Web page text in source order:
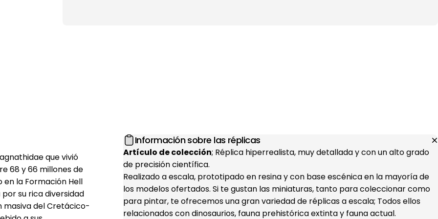
que vivió
68 y 66 millones de
en la Formación Hell
su rica diversidad
masiva del Cretácico-
Información sobre las réplicas
Artículo de colección; Réplica hiperrealista, muy detallada y con un alto grado
de precisión científica.
Realizado a escala, prototipado en resina y con base escénica en la mayoría de
los modelos ofertados. Si te gustan las miniaturas, tanto para coleccionar como
para pintar, te ofrecemos una gran variedad de réplicas a escala; Todos ellos
relacionados con dinosaurios, fauna prehistórica extinta y fauna actual.